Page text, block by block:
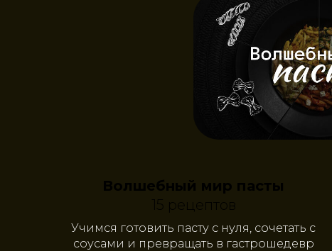
Волшебный мир пасты
15 рецептов
Учимся готовить пасту с нуля, сочетать с
соусами и превращать в гастрошедевр